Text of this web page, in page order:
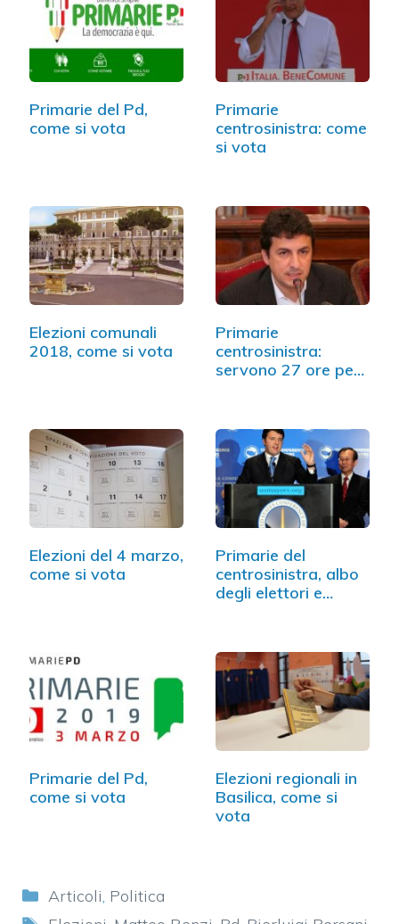
Primarie del Pd,
come si vota
Primarie
centrosinistra: come
si vota
Elezioni comunali
2018, come si vota
Primarie
centrosinistra:
servono 27 ore per
Elezioni del 4 marzo,
come si vota
Primarie del
centrosinistra, albo
degli elettori e…
Primarie del Pd,
come si vota
Elezioni regionali in
Basilica, come si
vota
Categorie
Articoli Politica